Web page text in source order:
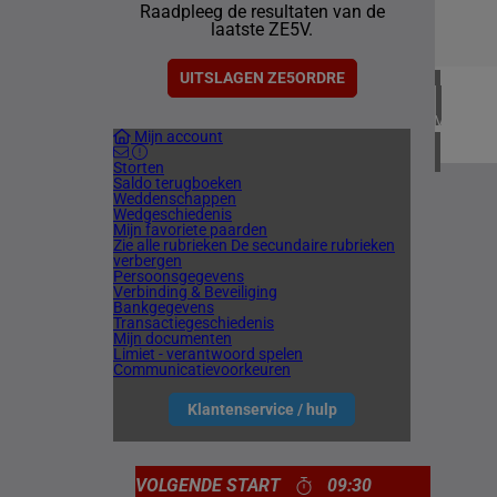
Raadpleeg de resultaten van de
laatste ZE5V.
UITSLAGEN ZE5ORDRE
Mijn account
Storten
Saldo terugboeken
Weddenschappen
Wedgeschiedenis
Mijn favoriete paarden
Zie alle rubrieken De secundaire rubrieken
verbergen
Persoonsgegevens
Verbinding & Beveiliging
Bankgegevens
Transactiegeschiedenis
Mijn documenten
Limiet - verantwoord spelen
Communicatievoorkeuren
Klantenservice / hulp
1
4
VOLGENDE START 09:30